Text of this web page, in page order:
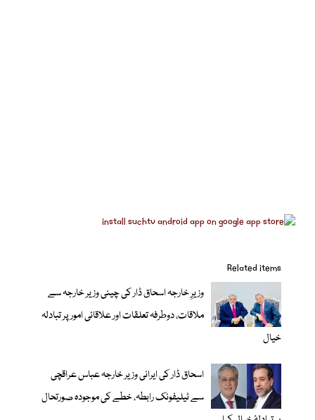
Related items
وزیرِ خارجہ اسحاق ڈار کی چینی وزیر خارجہ سے
ملاقات، دوطرفہ تعلقات اور علاقائی امور پر تبادلہ
خیال
اسحاق ڈار کی ایرانی وزیر خارجہ عباس عراقچی
سے ٹیلیفونک رابطہ، خطے کی موجودہ صورتحال